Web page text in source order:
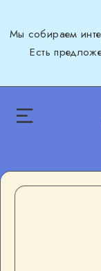
Мы собираем
Есть